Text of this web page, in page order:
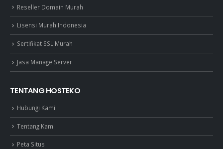
Reseller Domain Murah
Lisensi Murah Indonesia
Sertifikat SSL Murah
Jasa Manage Server
TENTANG HOSTEKO
Hubungi Kami
Tentang Kami
Peta Situs